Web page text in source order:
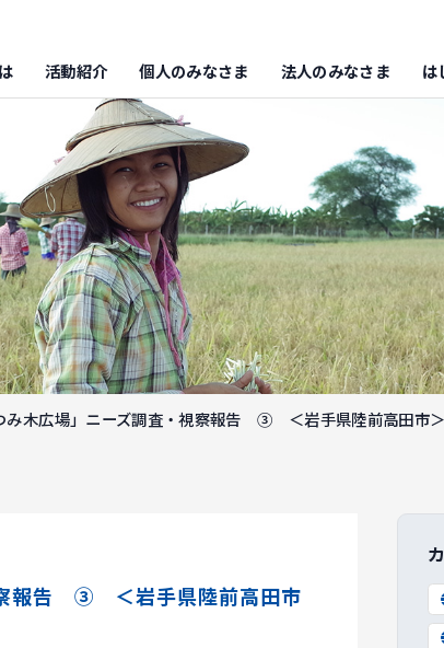
活動紹介 個人のみなさま 法人のみなさま は
み木広場」ニーズ調査・視察報告 ③ ＜岩手県陸前高田市＞
察報告 ③ ＜岩手県陸前高田市